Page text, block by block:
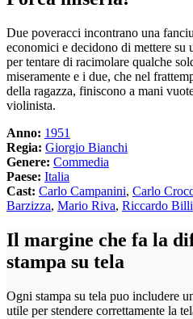
Due poveracci incontrano una
economici e decidono di mettere su
per tentare di racimolare qualche
miseramente e i due, che nel
della ragazza, finiscono a mani
violinista.
Anno: 1951
Regia: Giorgio Bianchi
Genere: Commedia
Paese: Italia
Cast: Carlo Campanini, Carlo
Barzizza, Mario Riva, Riccardo Billi
Il margine che fa la
stampa su tela
Ogni stampa su tela puo includere
utile per stendere correttamente la